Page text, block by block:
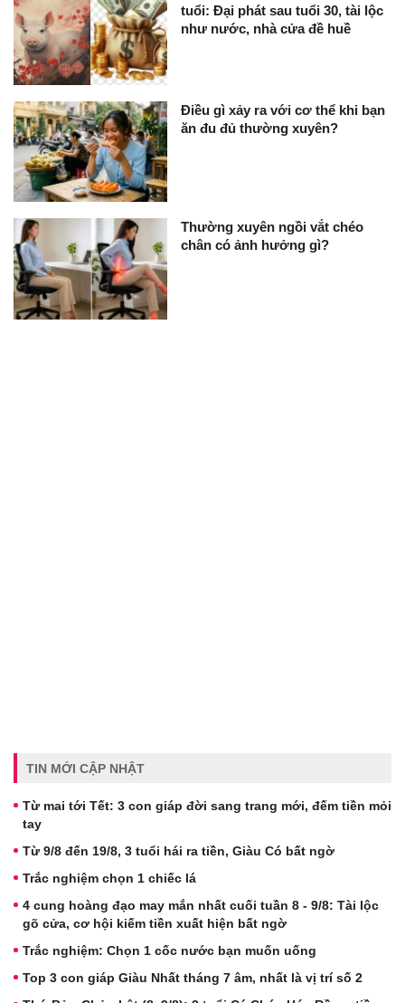
tuổi: Đại phát sau tuổi 30, tài lộc
như nước, nhà cửa đề huề
Điều gì xảy ra với cơ thể khi bạn
ăn đu đủ thường xuyên?
Thường xuyên ngồi vắt chéo
chân có ảnh hưởng gì?
TIN MỚI CẬP NHẬT
Từ mai tới Tết: 3 con giáp đời sang trang mới, đếm tiền mỏi
tay
Từ 9/8 đến 19/8, 3 tuổi hái ra tiền, Giàu Có bất ngờ
Trắc nghiệm chọn 1 chiếc lá
4 cung hoàng đạo may mắn nhất cuối tuần 8 - 9/8: Tài lộc
gõ cửa, cơ hội kiếm tiền xuất hiện bất ngờ
Trắc nghiệm: Chọn 1 cốc nước bạn muốn uống
Top 3 con giáp Giàu Nhất tháng 7 âm, nhất là vị trí số 2